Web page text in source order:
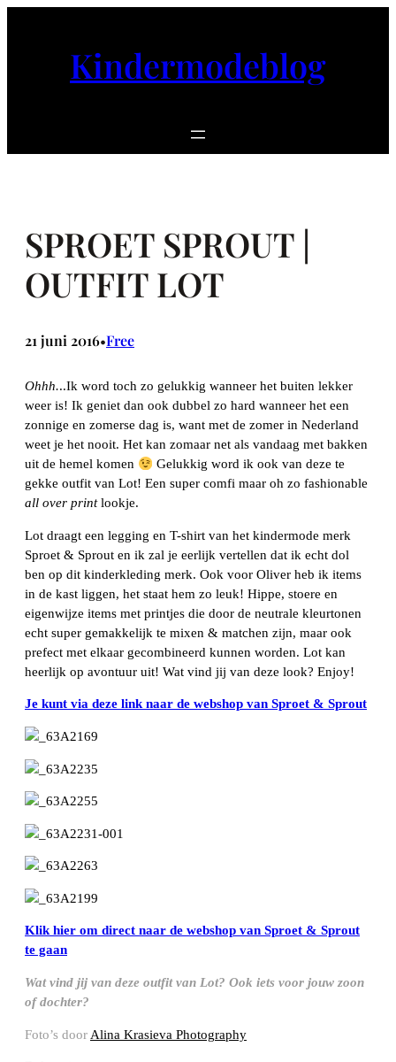
Kindermodeblog
SPROET SPROUT |
OUTFIT LOT
21 juni 2016•Free
Ohhh...Ik word toch zo gelukkig wanneer het buiten lekker
weer is! Ik geniet dan ook dubbel zo hard wanneer het een
zonnige en zomerse dag is, want met de zomer in Nederland
weet je het nooit. Het kan zomaar net als vandaag met bakken
uit de hemel komen
Gelukkig word ik ook van deze te
gekke outfit van Lot! Een super comfi maar oh zo fashionable
all over printlookje.
Lot draagt een legging en T-shirt van het kindermode merk
Sproet & Sprout en ik zal je eerlijk vertellen dat ik echt dol
ben op dit kinderkleding merk. Ook voor Oliver heb ik items
in de kast liggen, het staat hem zo leuk! Hippe, stoere en
eigenwijze items met printjes die door de neutrale kleurtonen
echt super gemakkelijk te mixen & matchen zijn, maar ook
prefect met elkaar gecombineerd kunnen worden. Lot kan
heerlijk op avontuur uit! Wat vind jij van deze look? Enjoy!
Je kunt via deze link naar de webshop van Sproet & Sprout
Klik hier om direct naar de webshop van Sproet & Sprout
te gaan
Wat vind jij van deze outfit van Lot? Ook iets voor jouw zoon
of dochter?
Foto’s door Alina Krasieva Photography